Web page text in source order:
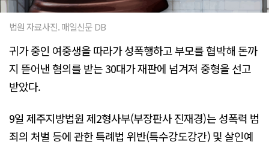
법원 자료사진. 매일신문 DB
귀가 중인 여중생을 따라가 성폭행하고 부모를 협박해 돈까
지 뜯어낸 혐의를 받는 30대가 재판에 넘겨져 중형을 선고
받았다.
9일 제주지방법원 제2형사부(부장판사 진재경)는 성폭력 범
죄의 처벌 등에 관한 특례법 위반(특수강도강간) 및 살인예